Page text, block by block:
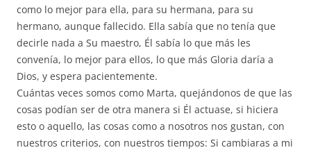
como lo mejor para ella, para su hermana, para su
hermano, aunque fallecido. Ella sabía que no tenía que
decirle nada a Su maestro, Él sabía lo que más les
convenía, lo mejor para ellos, lo que más Gloria daría a
Dios, y espera pacientemente.
Cuántas veces somos como Marta, quejándonos de que las
cosas podían ser de otra manera si Él actuase, si hiciera
esto o aquello, las cosas como a nosotros nos gustan, con
nuestros criterios, con nuestros tiempos: Si cambiaras a mi